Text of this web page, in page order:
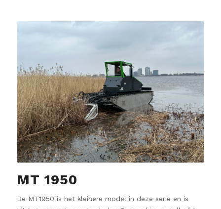
MT 1950
De MT1950 is het kleinere model in deze serie en is